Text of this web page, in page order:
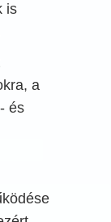
is
a
és